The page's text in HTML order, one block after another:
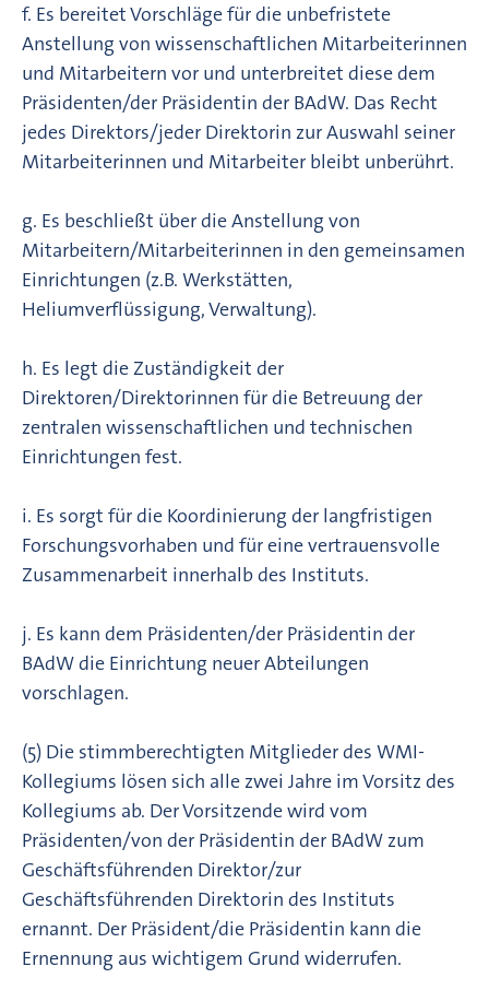
f. Es bereitet Vorschläge für die unbefristete
Anstellung von wissenschaftlichen Mitarbeiterinnen
und Mitarbeitern vor und unterbreitet diese dem
Präsidenten/der Präsidentin der BAdW. Das Recht
jedes Direktors/jeder Direktorin zur Auswahl seiner
Mitarbeiterinnen und Mitarbeiter bleibt unberührt.
g. Es beschließt über die Anstellung von
Mitarbeitern/Mitarbeiterinnen in den gemeinsamen
Einrichtungen (z.B. Werkstätten,
Heliumverflüssigung, Verwaltung).
h. Es legt die Zuständigkeit der
Direktoren/Direktorinnen für die Betreuung der
zentralen wissenschaftlichen und technischen
Einrichtungen fest.
i. Es sorgt für die Koordinierung der langfristigen
Forschungsvorhaben und für eine vertrauensvolle
Zusammenarbeit innerhalb des Instituts.
j. Es kann dem Präsidenten/der Präsidentin der
BAdW die Einrichtung neuer Abteilungen
vorschlagen.
(5) Die stimmberechtigten Mitglieder des WMI-
Kollegiums lösen sich alle zwei Jahre im Vorsitz des
Kollegiums ab. Der Vorsitzende wird vom
Präsidenten/von der Präsidentin der BAdW zum
Geschäftsführenden Direktor/zur
Geschäftsführenden Direktorin des Instituts
ernannt. Der Präsident/die Präsidentin kann die
Ernennung aus wichtigem Grund widerrufen.